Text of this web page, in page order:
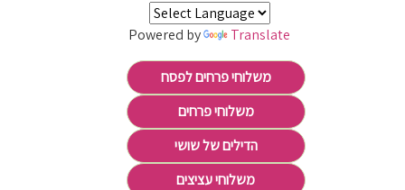
Powered by Translate
משלוחי פרחים לפסח
משלוחי פרחים
הדילים של שושי
משלוחי עציצים